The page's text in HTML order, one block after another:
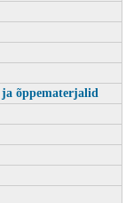
õppematerjalid